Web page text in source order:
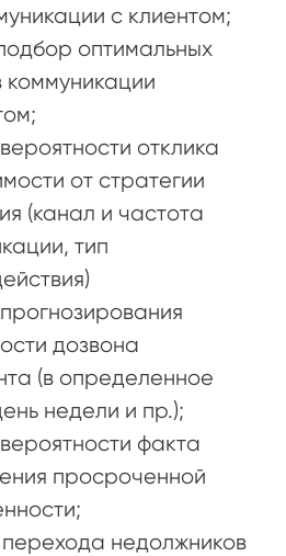
с клиентом;
оптимальных
коммуникации
отклика
от стратегии
(канал и частота
тип
дозвона
(в определенное
недели и пр.);
факта
просроченной
недолжников